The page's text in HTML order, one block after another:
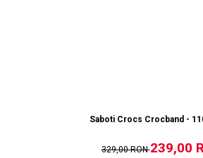
Saboti Crocs Crocband -
329,00 RON239,00